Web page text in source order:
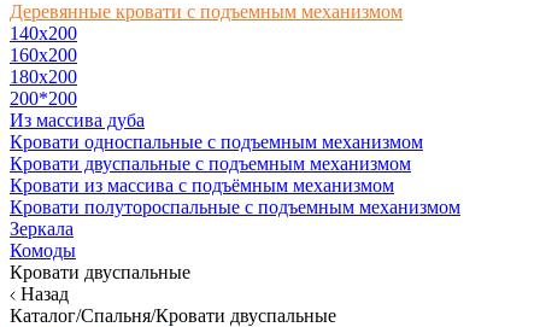
Деревянные кровати с подъемным механизмом
140x200
160х200
180х200
200*200
Из массива дуба
Кровати односпальные с подъемным механизмом
Кровати двуспальные с подъемным механизмом
Кровати из массива с подъёмным механизмом
Кровати полутороспальные с подъемным механизмом
Зеркала
Комоды
Кровати двуспальные
Назад
Каталог/Спальня/Кровати двуспальные